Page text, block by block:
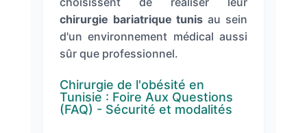
chirurgie bariatrique tunisau sein
d'un environnement médical aussi
sûr que professionnel.
Chirurgie de l'obésité en
Tunisie : Foire Aux Questions
(FAQ) - Sécurité et modalités